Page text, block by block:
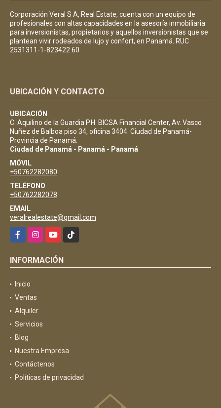
Corporación Veral S A, Real Estate, cuenta con un equipo de
profesionales con altas capacidades en la asesoría inmobiliaria
para inversionistas, propietarios y aquellos inversionistas que se
plantean vivir rodeados de lujo y confort, en Panamá. RUC
2531311-1-823422 60
UBICACIÓN Y CONTACTO
UBICACIÓN
C. Aquilino de la Guardia P.H. BICSA Financial Center, Av. Vasco
Nuñez de Balboa piso 34, oficina 3404. Ciudad de Panamá-
Provincia de Panamá.
Ciudad de Panamá - Panamá - Panamá
MÓVIL
+50762282080
TELÉFONO
+50762282078
EMAIL
veralrealestate@gmail.com
FacebookInstagramYouTubeTikTok
INFORMACIÓN
Inicio
Ventas
Alquiler
Servicios
Blog
Nuestra Empresa
Contáctenos
Políticas de privacidad